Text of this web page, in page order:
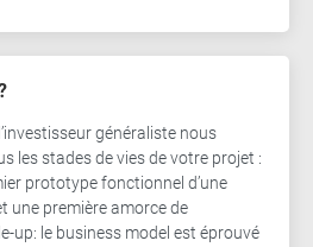
généraliste nous
les stades de vies de votre projet :
prototype fonctionnel d’une
une première amorce de
up: le business model est éprouvé